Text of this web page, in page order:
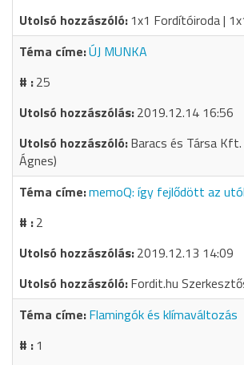
1x1 Fordítóiroda |
ÚJ MUNKA
25
2019.12.14 16:56
Baracs és Társa Kft.
Ágnes)
memoQ: így fejlődött az
2
2019.12.13 14:09
Fordit.hu
Flamingók és klímaváltozás
1